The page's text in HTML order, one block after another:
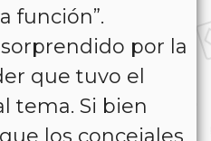
función”.
por la
que tuvo el
tema. Si bien
los concejales